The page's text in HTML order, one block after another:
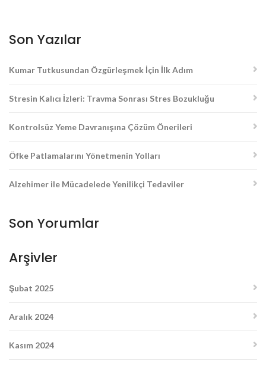
Son Yazılar
Kumar Tutkusundan Özgürleşmek İçin İlk Adım
Stresin Kalıcı İzleri: Travma Sonrası Stres Bozukluğu
Kontrolsüz Yeme Davranışına Çözüm Önerileri
Öfke Patlamalarını Yönetmenin Yolları
Alzehimer ile Mücadelede Yenilikçi Tedaviler
Son Yorumlar
Arşivler
Şubat 2025
Aralık 2024
Kasım 2024